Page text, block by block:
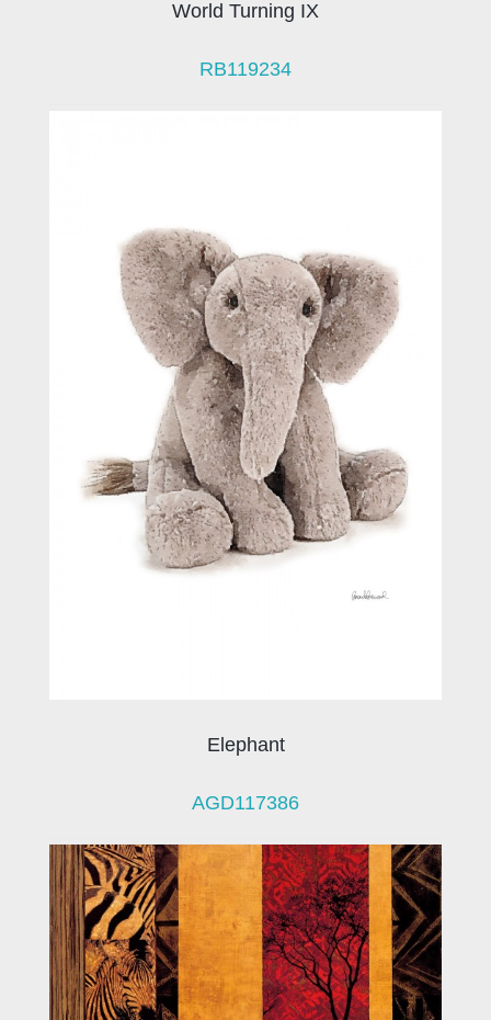
World Turning IX
RB119234
Elephant
AGD117386